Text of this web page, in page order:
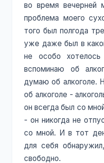
во время вечерней
проблема моего
того был полгода
уже даже был в
не особо
вспоминаю об
думаю об алкоголе.
об алкоголе -
он всегда был со
- он никогда не
со мной. И в тот
для себя
свободно.